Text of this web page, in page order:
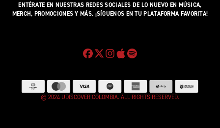
ENTÉRATE EN NUESTRAS REDES SOCIALES DE LO NUEVO EN MÚSICA,
MERCH, PROMOCIONES Y MÁS. ¡SÍGUENOS EN TU PLATAFORMA FAVORITA!
© 2024 UDISCOVER COLOMBIA. ALL RIGHTS RESERVED.